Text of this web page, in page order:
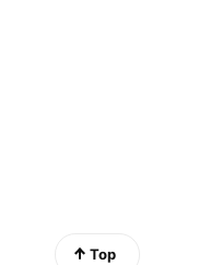
Top